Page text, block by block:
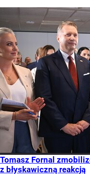
Tomasz Fornal
z błyskawiczną reakcją